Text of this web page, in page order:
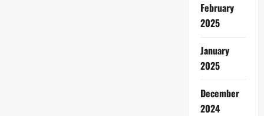
February
2025
January
2025
December
2024